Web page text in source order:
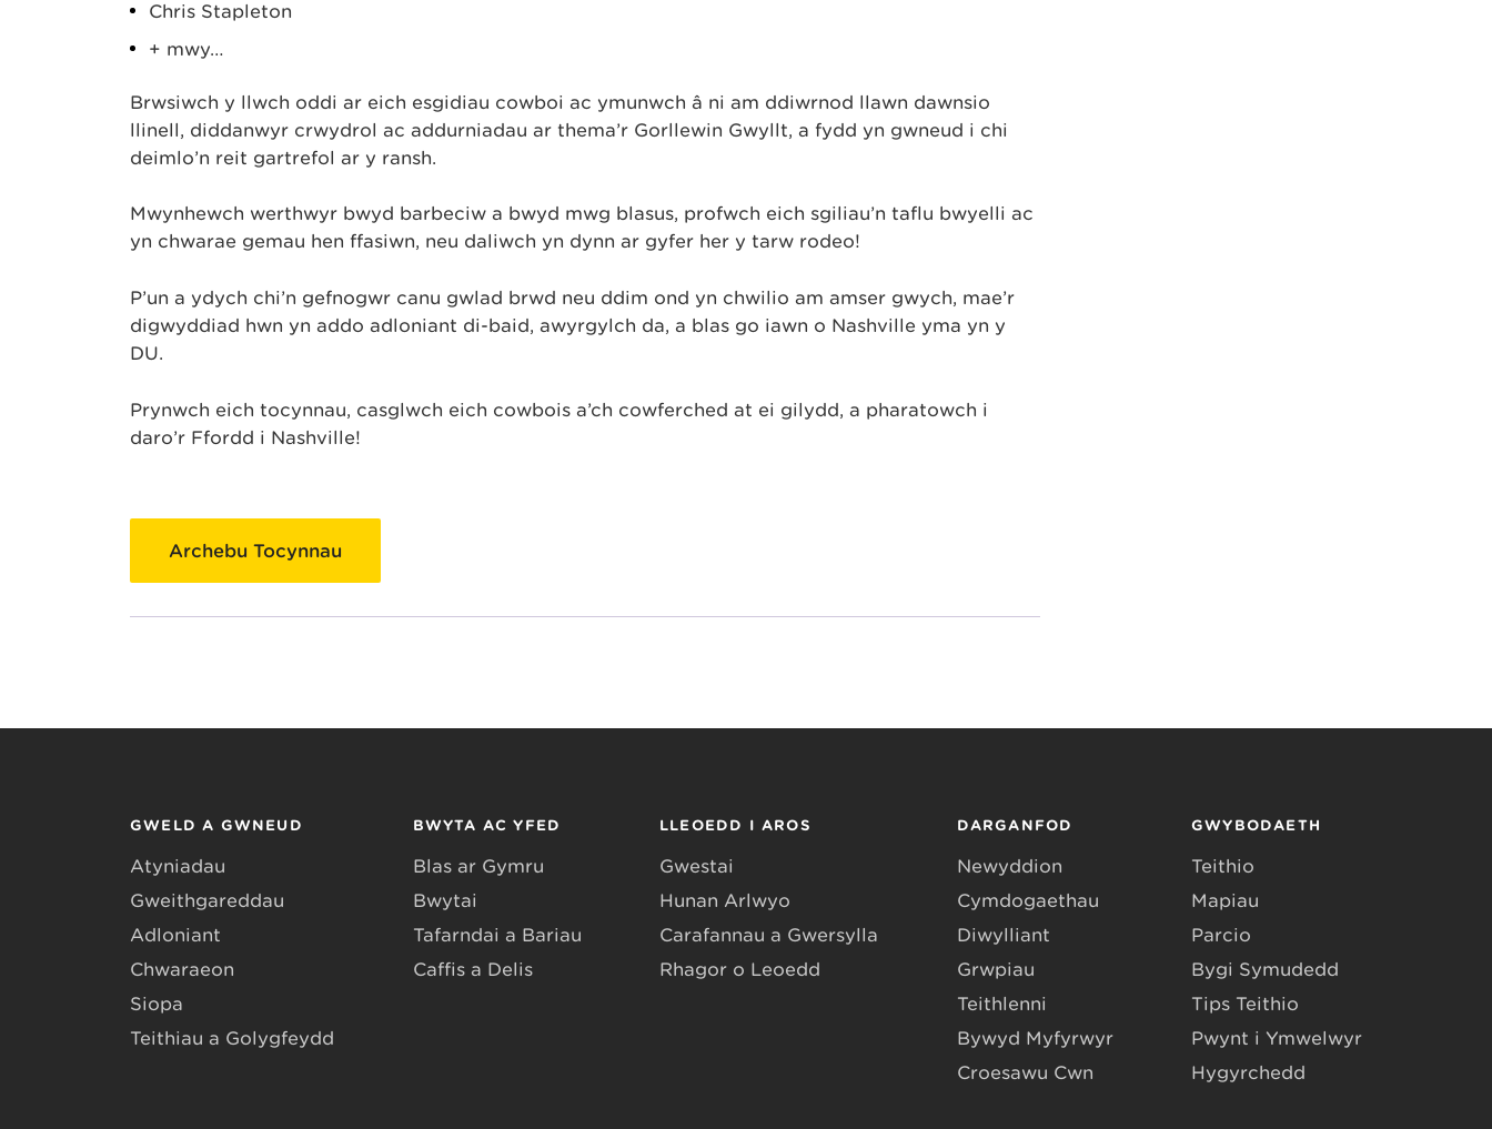
Chris Stapleton
+ mwy…
Brwsiwch y llwch oddi ar eich esgidiau cowboi ac ymunwch â ni am ddiwrnod llawn dawnsio
llinell, diddanwyr crwydrol ac addurniadau ar thema’r Gorllewin Gwyllt, a fydd yn gwneud i chi
deimlo’n reit gartrefol ar y ransh.
Mwynhewch werthwyr bwyd barbeciw a bwyd mwg blasus, profwch eich sgiliau’n taflu bwyelli ac
yn chwarae gemau hen ffasiwn, neu daliwch yn dynn ar gyfer her y tarw rodeo!
P’un a ydych chi’n gefnogwr canu gwlad brwd neu ddim ond yn chwilio am amser gwych, mae’r
digwyddiad hwn yn addo adloniant di-baid, awyrgylch da, a blas go iawn o Nashville yma yn y
DU.
Prynwch eich tocynnau, casglwch eich cowbois a’ch cowferched at ei gilydd, a pharatowch i
daro’r Ffordd i Nashville!
Archebu Tocynnau
GWELD A GWNEUD
Atyniadau
Gweithgareddau
Adloniant
Chwaraeon
Siopa
Teithiau a Golygfeydd
BWYTA AC YFED
Blas ar Gymru
Bwytai
Tafarndai a Bariau
Caffis a Delis
LLEOEDD I AROS
Gwestai
Hunan Arlwyo
Carafannau a Gwersylla
Rhagor o Leoedd
DARGANFOD
Newyddion
Cymdogaethau
Diwylliant
Grwpiau
Teithlenni
Bywyd Myfyrwyr
Croesawu Cŵn
GWYBODAETH
Teithio
Mapiau
Parcio
Bygi Symudedd
Tips Teithio
Pwynt i Ymwelwyr
Hygyrchedd